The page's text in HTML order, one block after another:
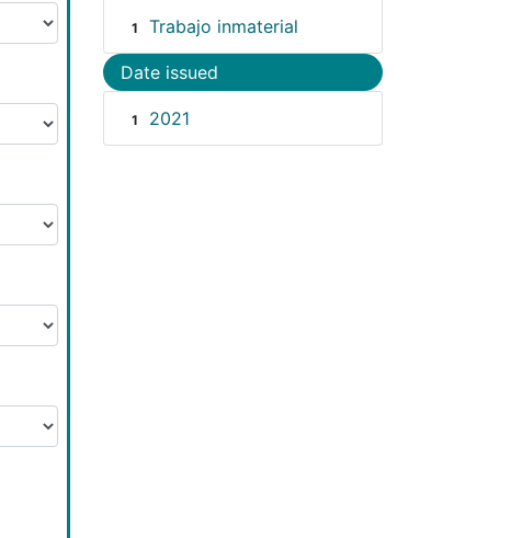
1 Trabajo inmaterial
Date issued
1 2021